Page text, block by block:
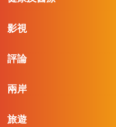
影視
評論
兩岸
旅遊